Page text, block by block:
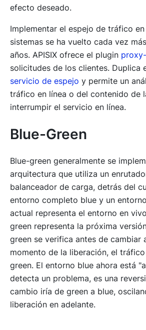
efecto deseado.
Implementar el espejo de tráfico
sistemas se ha vuelto cada vez
años. APISIX ofrece el plugin
solicitudes de los clientes. Duplica
servicio de espejo y permite un
tráfico en línea o del contenido de
interrumpir el servicio en línea.
Blue-Green
Blue-green generalmente se
arquitectura que utiliza un
balanceador de carga, detrás del
entorno completo blue y un
actual representa el entorno en
green representa la próxima
green se verifica antes de cambiar
momento de la liberación, el
green. El entorno blue ahora está "
detecta un problema, es una
cambio iría de green a blue,
liberación en adelante.